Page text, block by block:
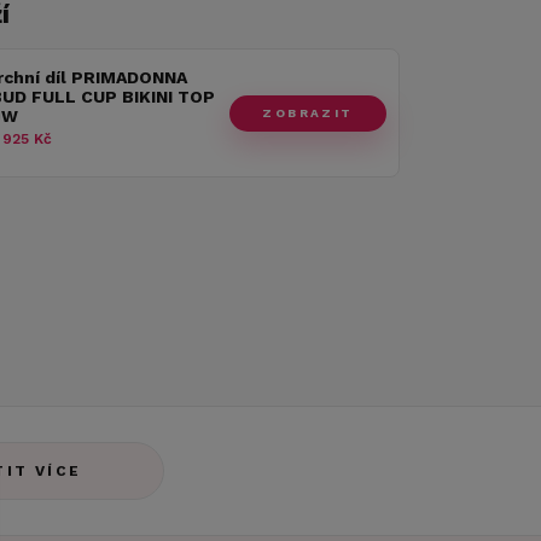
díl PRIMADONNA
FULL CUP BIKINI TOP
925 Kč
ZOBRAZIT
VÍCE